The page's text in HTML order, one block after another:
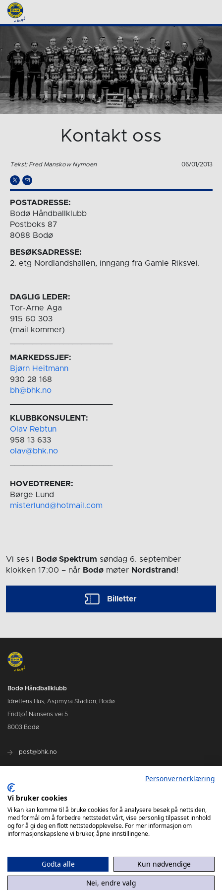
Kontakt oss
Tekst: Fred Manskow Nymoen 06/01/2013
POSTADRESSE:
Bodø Håndballklubb
Postboks 87
8088 Bodø
BESØKSADRESSE:
2. etg Nordlandshallen, inngang fra Gamle Riksvei.
DAGLIG LEDER:
Tor-Arne Aga
915 60 303
(mail kommer)
MARKEDSSJEF:
Bjørn Heitmann
930 28 168
bh@bhk.no
KLUBBKONSULENT:
Olav Rebtun
958 13 633
olav@bhk.no
HOVEDTRENER:
Børge Lund
misterlund@hotmail.com
Vi ses i Bodø Spektrum søndag 6. september
klokken 17:00 – når Bodø møter Nordstrand !
Billetter
Bodø Håndballklubb
Idrettens Hus, Aspmyra Stadion, Bodø
Fridtjof Nansens vei 5
8003 Bodø
post@bhk.no
BHK`S Solidaritetsfond
Personvernerklæring
Vi bruker cookies
Vi kan kan komme til å bruke cookies for å analysere besøk på nettsiden,
med formål om å forbedre nettstedet vårt, vise personlig tilpasset innhold
og for å gi deg en flott nettstedopplevelse. For mer informasjon om
informasjonskapslene vi bruker, åpne innstillingene.
Godta alle
Kun nødvendige
Nei, endre valg